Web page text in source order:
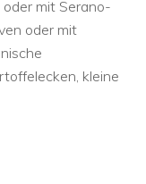
mit Serano-
oder mit
kleine